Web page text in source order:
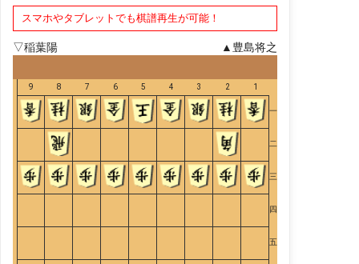
スマホやタブレットでも棋譜再生が可能！
▽稲葉陽 ▲豊島将之
9 8 7 6 5 4 3 2 1
一
二
三
四
五